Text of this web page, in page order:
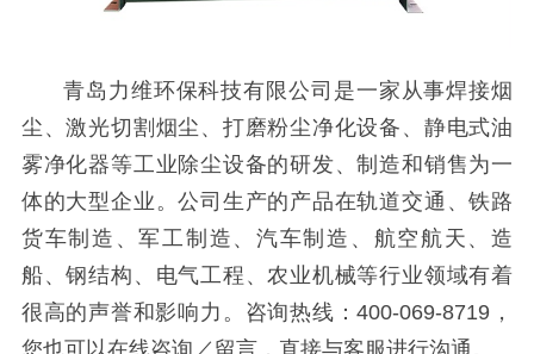
青岛力维环保科技有限公司是一家从事焊接烟
尘、激光切割烟尘、打磨粉尘净化设备、静电式油
雾净化器等工业除尘设备的研发、制造和销售为一
体的大型企业。公司生产的产品在轨道交通、铁路
货车制造、军工制造、汽车制造、航空航天、造
船、钢结构、电气工程、农业机械等行业领域有着
很高的声誉和影响力。咨询热线：400-069-8719，